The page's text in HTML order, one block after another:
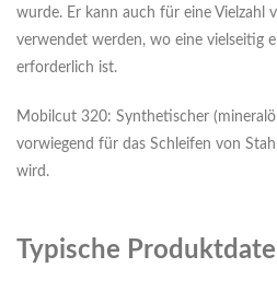
wurde. Er kann auch für eine Vielzahl
verwendet werden, wo eine vielseitig
erforderlich ist.
Mobilcut 320: Synthetischer
vorwiegend für das Schleifen von
wird.
Typische